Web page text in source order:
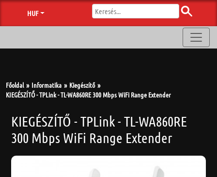
HUF
Főoldal Informatika
Kiegészítő
KIEGÉSZÍTŐ - TPLink - TL-WA860RE 300 Mbps WiFi Range Extender
KIEGÉSZÍTŐ - TPLink - TL-WA860RE
300 Mbps WiFi Range Extender